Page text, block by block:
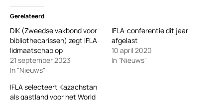
Gerelateerd
DIK (Zweedse vakbond voor
bibliothecarissen) zegt IFLA
lidmaatschap op
21 september 2023
In "Nieuws"
IFLA-conferentie dit jaar
afgelast
10 april 2020
In "Nieuws"
IFLA selecteert Kazachstan
als gastland voor het World